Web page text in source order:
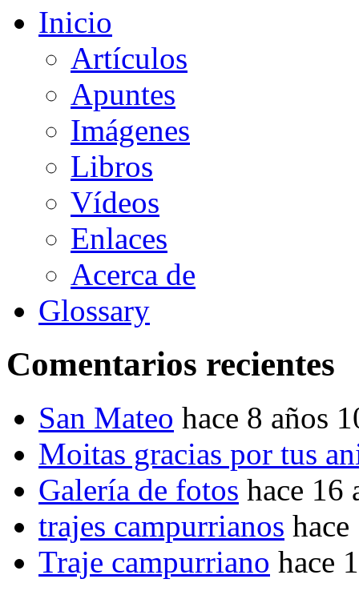
Inicio
Artículos
Apuntes
Imágenes
Libros
Vídeos
Enlaces
Acerca de
Glossary
Comentarios recientes
San Mateo hace 8 años
Moitas gracias por tus
Galería de fotos hace 16
trajes campurrianos
Traje campurriano hace